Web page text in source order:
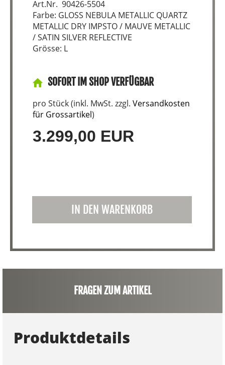
Art.Nr. 90426-5504
Farbe: GLOSS NEBULA METALLIC QUARTZ
METALLIC DRY IMPSTO / MAUVE METALLIC
/ SATIN SILVER REFLECTIVE
Grösse: L
SOFORT IM SHOP VERFÜGBAR
pro Stück (inkl. MwSt. zzgl. Versandkosten
für Grossartikel)
3.299,00 EUR
IN DEN WARENKORB
FRAGEN ZUM ARTIKEL
Produktdetails